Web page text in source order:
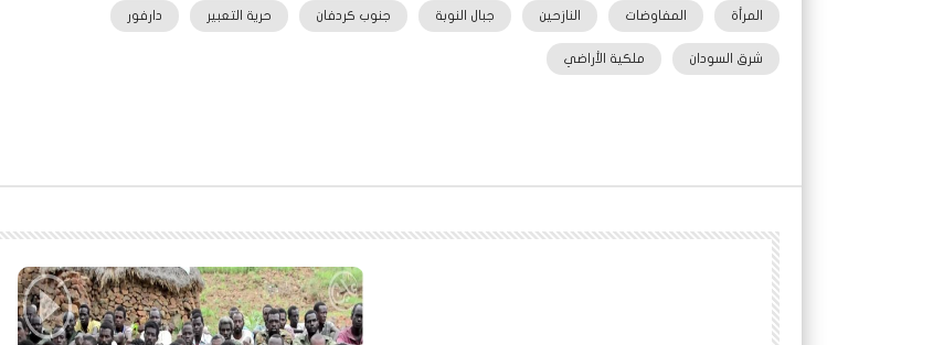
المرأة المفاوضات النازحين جبال النوبة جنوب كردفان حرية التعبير دارفور
شرق السودان ملكية الأراضي